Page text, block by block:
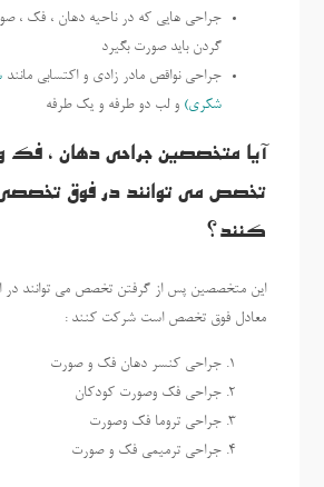
جراحی هایی که در ناحیه دهان ، فک ،
گردن باید صورت بگیرد
جراحی نواقص مادر زادی و اکتسابی مانند
شکری) و لب دو طرفه و یک طرفه
آیا متخصصین جراحی دهان ، فک
تخصص می توانند در فوق
کنند؟
این متخصصین پس از گرفتن تخصص می توانند در
معادل فوق تخصص است شرکت کنند :
جراحی کنسر دهان فک و صورت
جراحی فک وصورت کودکان
جراحی تروما فک وصورت
جراحی ترمیمی فک و صورت